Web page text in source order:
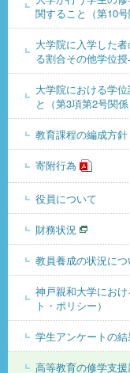
関すること（第10号
大学院に入学した
る割合その他学位
大学院における学
と（第3項第2号関係
教育課程の編成方針
寄附行為
役員について
財務状況
教員養成の状況につ
神戸親和大学にお
ト・ポリシー）
学生アンケートの
高等教育の修学支